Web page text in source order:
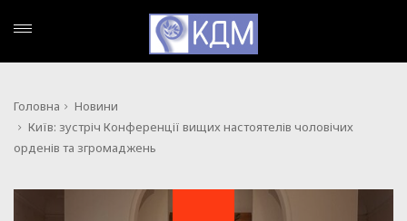
Головна
Новини
Київ: зустріч Конференції вищих настоятелів чоловічих
орденів та згромаджень